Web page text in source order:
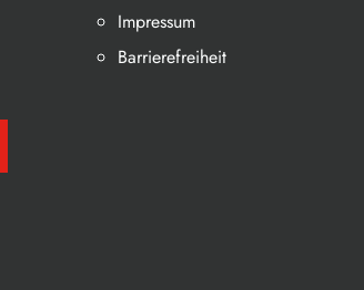
Impressum
Barrierefreiheit